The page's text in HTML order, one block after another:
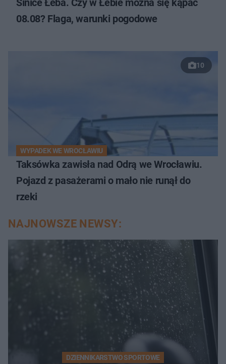
Sinice Łeba. Czy w Łebie można się kąpać
08.08? Flaga, warunki pogodowe
10
WYPADEK WE WROCŁAWIU
Taksówka zawisła nad Odrą we Wrocławiu.
Pojazd z pasażerami o mało nie runął do
rzeki
NAJNOWSZE NEWSY:
DZIENNIKARSTWO SPORTOWE